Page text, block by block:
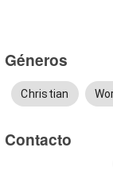
Géneros
Christian
Contacto